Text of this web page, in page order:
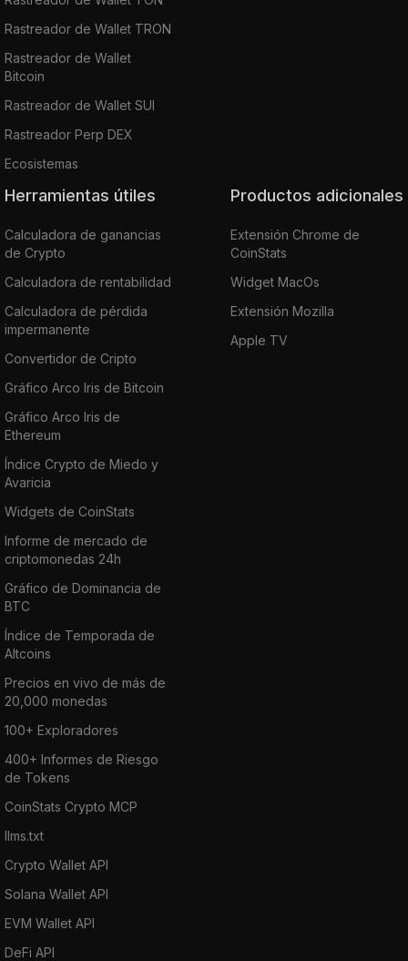
Rastreador de Wallet TRON
Rastreador de Wallet
Bitcoin
Rastreador de Wallet SUI
Rastreador Perp DEX
Ecosistemas
Herramientas útiles
Calculadora de ganancias
de Crypto
Calculadora de rentabilidad
Calculadora de pérdida
impermanente
Convertidor de Cripto
Gráfico Arco Iris de Bitcoin
Gráfico Arco Iris de
Ethereum
Índice Crypto de Miedo y
Avaricia
Widgets de CoinStats
Informe de mercado de
criptomonedas 24h
Gráfico de Dominancia de
BTC
Índice de Temporada de
Altcoins
Precios en vivo de más de
20,000 monedas
100+ Exploradores
400+ Informes de Riesgo
de Tokens
CoinStats Crypto MCP
llms.txt
Crypto Wallet API
Solana Wallet API
EVM Wallet API
DeFi API
Productos adicionales
Extensión Chrome de
CoinStats
Widget MacOs
Extensión Mozilla
Apple TV